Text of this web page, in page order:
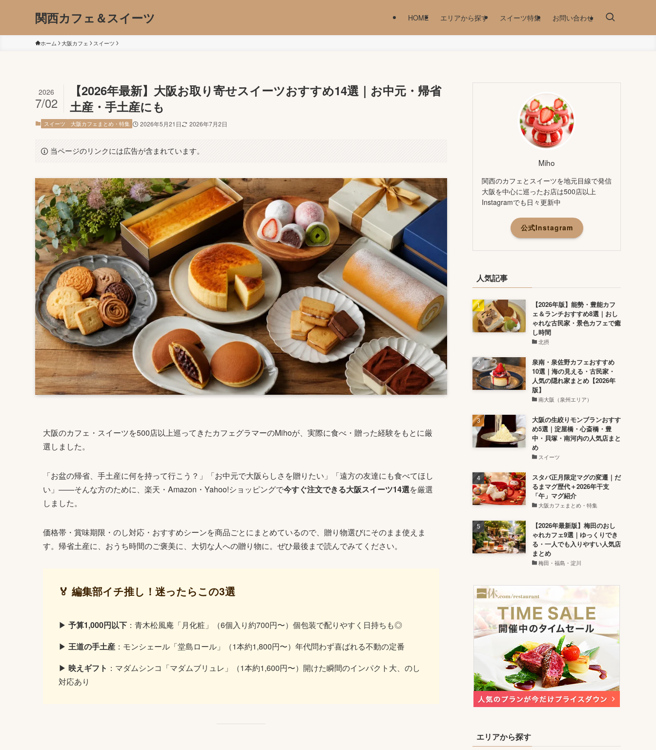
関西カフェ＆スイーツ HOME エリアから探す スイーツ特集 お問い合わせ
ホーム 大阪カフェ スイーツ
【2026年最新】大阪お取り寄せスイーツおすすめ14選｜お中元・帰省
土産・手土産にも
2026
7/02
スイーツ 大阪カフェまとめ・特集 2026年5月21日 2026年7月2日
当ページのリンクには広告が含まれています。
大阪のカフェ・スイーツを500店以上巡ってきたカフェグラマーのMihoが、実際に食べ・贈った経験をもとに厳
選しました。
「お盆の帰省、手土産に何を持って行こう？」「お中元で大阪らしさを贈りたい」「遠方の友達にも食べてほし
い」——そんな方のために、楽天・Amazon・Yahoo!ショッピングで今すぐ注文できる大阪スイーツ14選を厳選
しました。
価格帯・賞味期限・のし対応・おすすめシーンを商品ごとにまとめているので、贈り物選びにそのまま使えま
す。帰省土産に、おうち時間のご褒美に、大切な人への贈り物に。ぜひ最後まで読んでみてください。
🏅 編集部イチ推し！迷ったらこの3選
▶ 予算1,000円以下 ：青木松風庵「月化粧」（6個入り約700円〜）個包装で配りやすく日持ちも◎
▶ 王道の手土産 ：モンシェール「堂島ロール」（1本約1,800円〜）年代問わず喜ばれる不動の定番
▶ 映えギフト ：マダムシンコ「マダムブリュレ」（1本約1,600円〜）開けた瞬間のインパクト大、のし
対応あり
Miho
関西のカフェとスイーツを地元目線で発信
大阪を中心に巡ったお店は500店以上
Instagramでも日々更新中
公式Instagram
人気記事
【2026年版】能勢・豊能カフ
ェ＆ランチおすすめ8選｜おし
ゃれな古民家・景色カフェで癒
し時間
北摂
泉南・泉佐野カフェおすすめ
10選｜海の見える・古民家・
人気の隠れ家まとめ【2026年
版】
南大阪（泉州エリア）
大阪の生絞りモンブランおすす
め5選｜淀屋橋・心斎橋・豊
中・貝塚・南河内の人気店まと
め
スイーツ
スタバ正月限定マグの変遷｜だ
るまマグ歴代＋2026年干支
「午」マグ紹介
大阪カフェまとめ・特集
【2026年最新版】梅田のおし
ゃれカフェ9選｜ゆっくりでき
る・一人でも入りやすい人気店
まとめ
梅田・福島・淀川
エリアから探す